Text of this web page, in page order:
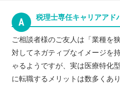
A 税理士専任キャリアアド
ご相談者様のご友人は「業種を
対してネガティブなイメージを
ゃるようですが、実は医療特化
に転職するメリットは数多くあり